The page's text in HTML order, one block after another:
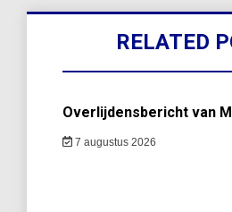
RELATED
Overlijdensbericht van
7 augustus 2026